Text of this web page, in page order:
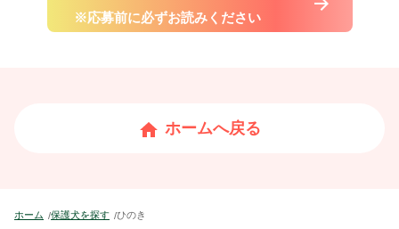
※応募前に必ずお読みください
ホームへ戻る
ホーム 保護犬を探す ひのき